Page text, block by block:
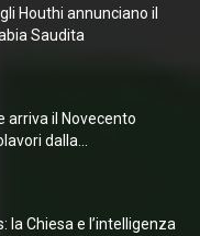
Houthi annunciano il
Saudita
arriva il Novecento
dalla...
la Chiesa e l’intelligenza